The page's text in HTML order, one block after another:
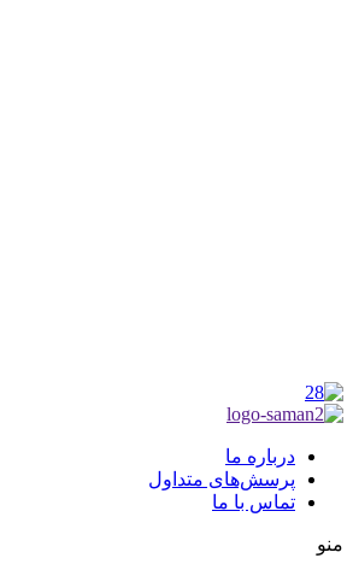
درباره ما
پرسش‌های متداول
تماس با ما
منو